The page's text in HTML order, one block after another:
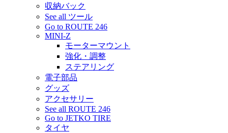
収納バック
See all ツール
Go to ROUTE 246
MINI-Z
モーターマウント
強化・調整
ステアリング
電子部品
グッズ
アクセサリー
See all ROUTE 246
Go to JETKO TIRE
タイヤ